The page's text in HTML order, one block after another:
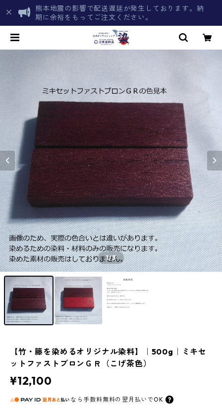
熊本地震の影響で配送遅延が発生しております。納
期に余裕をもってご注文ください。
1/3
【竹・籐を染めるオリジナル染料】｜500g｜ミキセ
ットファストブロンＧＲ（こげ茶色）
¥12,100
なら 手数料無料の 翌月払いでOK